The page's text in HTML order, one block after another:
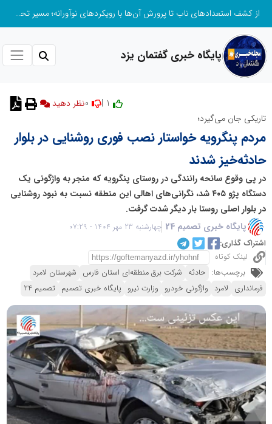
از کشف استعدادهای ناب تا پرورش آن‌ها با رویکردهای نوآورانه؛ مسیر تحول‌آفرین شنای ایران در سطح جهانی
پایگاه خبری گفتمان یزد
نظر دهید
تاریکی جان می‌گیرد؛
مردم پنگرویه خواستار نصب فوری روشنایی در بلوار
حادثه‌خیز شدند
در پی وقوع سانحه رانندگی در روستای پنگرویه که منجر به واژگونی یک
دستگاه پژو ۴۰۵ شد، نگرانی‌های اهالی این منطقه نسبت به نبود روشنایی
در بلوار اصلی روستا بار دیگر شدت گرفت.
پایگاه خبری تصمیم 24
چهارشنبه 23 مهر 1404 - 07:29
اشتراک گذاری:
لینک کوتاه
برچسب‌ها: حادثه شرکت برق منطقه‌ای استان فارس شهرستان لامرد
فرمانداری لامرد واژگونی خودرو وزارت نیرو پایگاه خبری تصمیم تصمیم 24